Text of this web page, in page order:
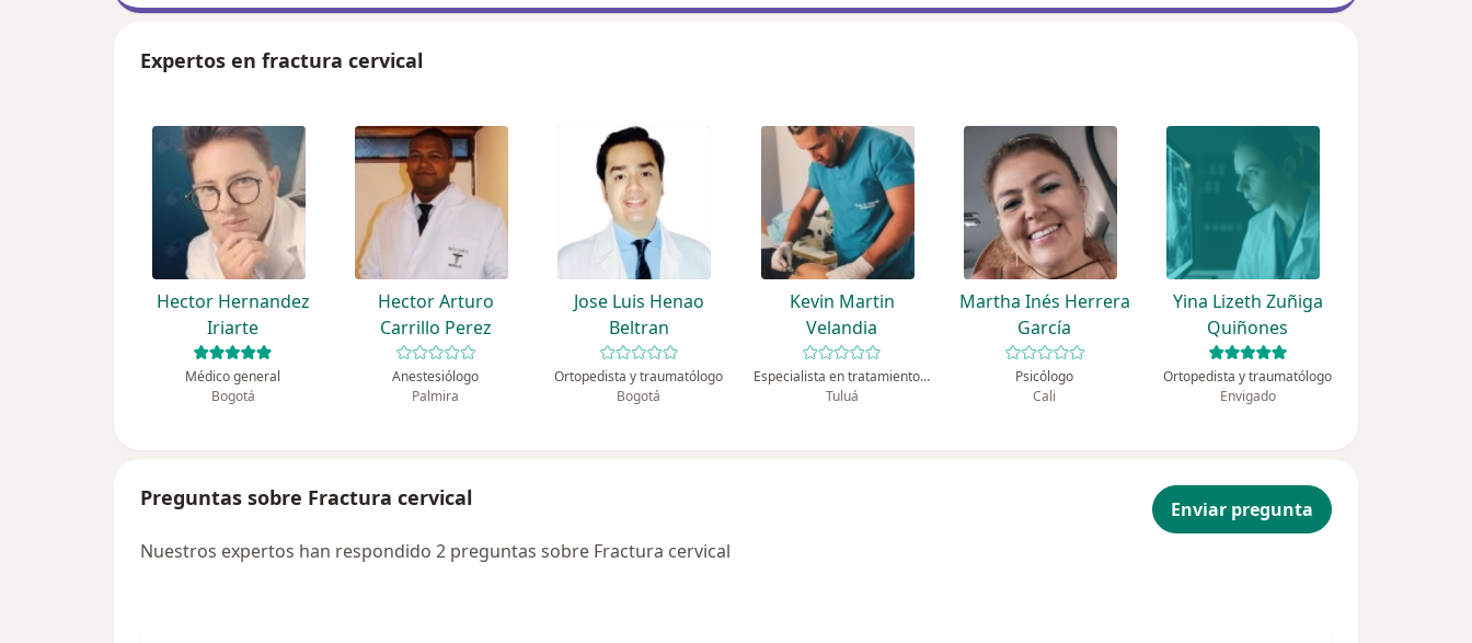
Expertos en fractura cervical
Hector Hernandez
Iriarte
Médico general
Bogotá
Hector Arturo
Carrillo Perez
Anestesiólogo
Palmira
Jose Luis Henao
Beltran
Ortopedista y traumatólogo
Bogotá
Kevin Martin
Velandia
Especialista en tratamiento del dolor
Tuluá
Martha Inés Herrera
García
Psicólogo
Cali
Yina Lizeth Zuñiga
Quiñones
Ortopedista y traumatólogo
Envigado
Preguntas sobre Fractura cervical
Enviar pregunta
Nuestros expertos han respondido 2 preguntas sobre Fractura cervical